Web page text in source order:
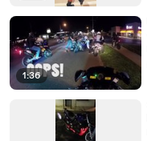
1:36